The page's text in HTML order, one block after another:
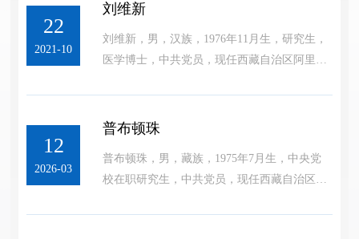
22
2021-10
刘维新
刘维新，男，汉族，1976年11月生，研究生，
医学博士，中共党员，现任西藏自治区阿里地
12
2026-03
普布顿珠
普布顿珠，男，藏族，1975年7月生，中央党
校在职研究生，中共党员，现任西藏自治区阿